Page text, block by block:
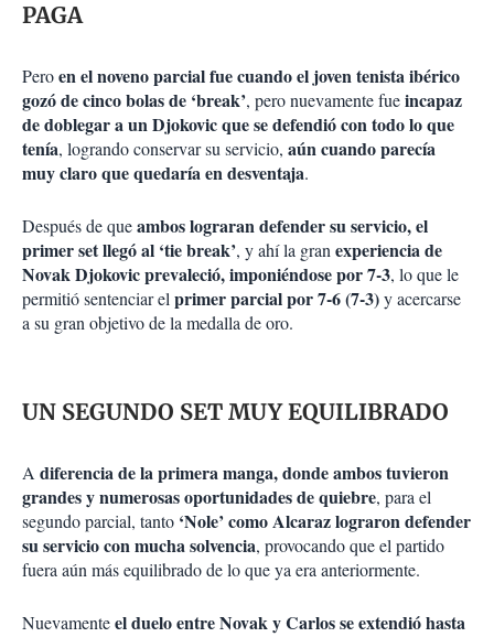
PAGA
Peroen el noveno parcial fue cuando el joven tenista ibérico
gozó de cinco bolas de ‘break’, pero nuevamente fueincapaz
de doblegar a un Djokovic que se defendió con todo lo que
tenía, logrando conservar su servicio, aún cuando parecía
muy claro que quedaría en desventaja.
Después de queambos lograran defender su servicio, el
primer set llegó al ‘tie break’, y ahí la granexperiencia de
Novak Djokovic prevaleció, imponiéndose por 7-3, lo que le
permitió sentenciar elprimer parcial por 7-6 (7-3)y acercarse
a su gran objetivo de la medalla de oro.
UN SEGUNDO SET MUY EQUILIBRADO
A diferencia de la primera manga, donde ambos tuvieron
grandes y numerosas oportunidades de quiebre, para el
segundo parcial, tanto ‘Nole’ como Alcaraz lograron defender
su servicio con mucha solvencia, provocando que el partido
fuera aún más equilibrado de lo que ya era anteriormente.
Nuevamenteel duelo entre Novak y Carlos se extendió hasta